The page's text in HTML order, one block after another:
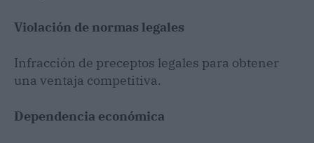
Violación de normas legales
Infracción de preceptos legales para obtener
una ventaja competitiva.
Dependencia económica